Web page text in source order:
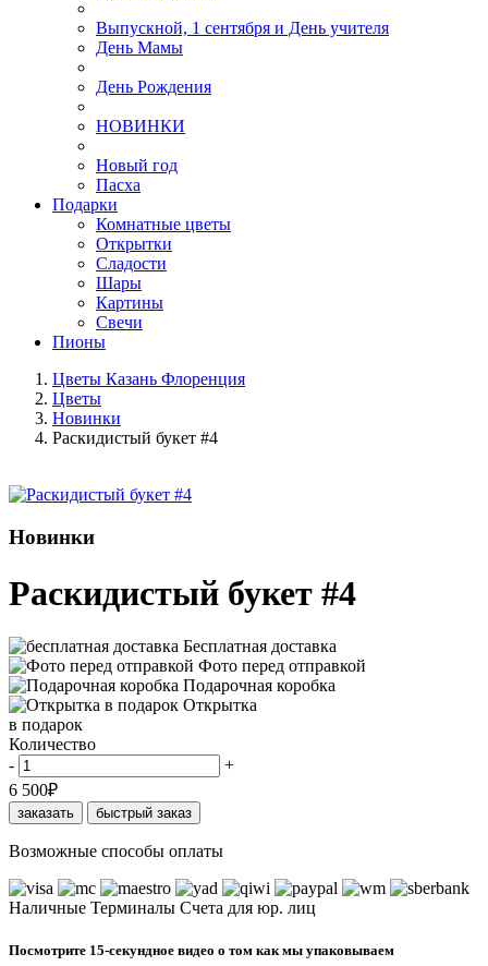
Выпускной, 1 сентября и День учителя
День Мамы
День Рождения
НОВИНКИ
Новый год
Пасха
Подарки
Комнатные цветы
Открытки
Сладости
Шары
Картины
Свечи
Пионы
Цветы Казань Флоренция
Цветы
Новинки
Раскидистый букет #4
Новинки
Раскидистый букет #4
Бесплатная доставка
Фото перед отправкой
Подарочная коробка
Открытка
в подарок
Количество
-
+
6 500₽
заказать быстрый заказ
Возможные способы оплаты
Наличные Терминалы Счета для юр. лиц
Посмотрите 15-секундное видео о том как мы упаковываем